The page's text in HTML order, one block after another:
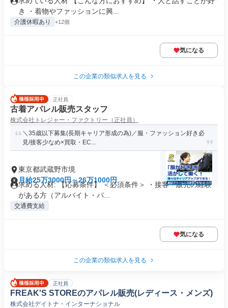
き ・着物やファッションに興...
介護休暇あり +12個
気になる
この企業の類似求人を見る
正社員
古着アパレル販売スタッフ
株式会社トレジャー・ファクトリー（正社員）
＼35歳以下募集(長期キャリア形成の為)／服・ファッション好き必
見/接客少なめ×買取・EC...
東京都武蔵野市境
月給25万3000円～26万1000円
求める人材: 【応募条件】 ＜必須条件＞ ・接客・販売の経験
がある方（アルバイト・パ...
交通費支給
気になる
この企業の類似求人を見る
正社員
FREAK'S STOREのアパレル販売(レディース・メンズ)
株式会社デイトナ・インターナショナル